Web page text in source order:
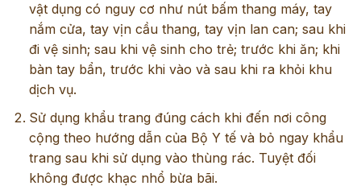
vật dụng có nguy cơ như nút bấm thang máy, tay
nắm cửa, tay vịn cầu thang, tay vịn lan can; sau khi
đi vệ sinh; sau khi vệ sinh cho trẻ; trước khi ăn; khi
bàn tay bẩn, trước khi vào và sau khi ra khỏi khu
dịch vụ.
Sử dụng khẩu trang đúng cách khi đến nơi công
cộng theo hướng dẫn của Bộ Y tế và bỏ ngay khẩu
trang sau khi sử dụng vào thùng rác. Tuyệt đối
không được khạc nhổ bừa bãi.